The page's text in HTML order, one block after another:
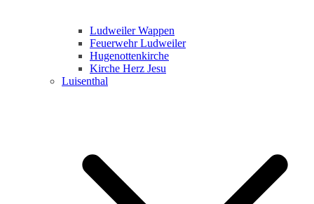
Ludweiler Wappen
Feuerwehr Ludweiler
Hugenottenkirche
Kirche Herz Jesu
Luisenthal